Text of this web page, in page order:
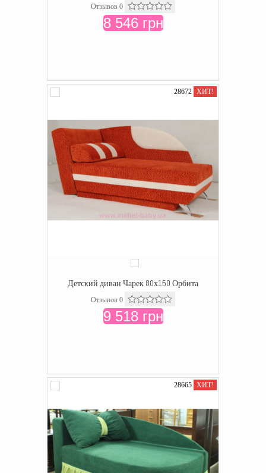
Отзывов 0
8 546 грн
28672 ХИТ!
Детский диван Чарек 80х150 Орбита
Отзывов 0
9 518 грн
28665 ХИТ!